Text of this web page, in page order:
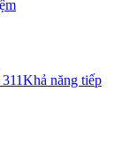
Khả năng tiếp